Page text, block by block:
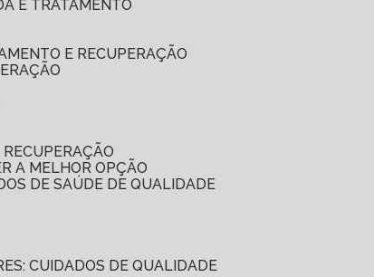
E TRATAMENTO
E RECUPERAÇÃO
A MELHOR OPÇÃO
DE SAÚDE DE QUALIDADE
CUIDADOS DE QUALIDADE